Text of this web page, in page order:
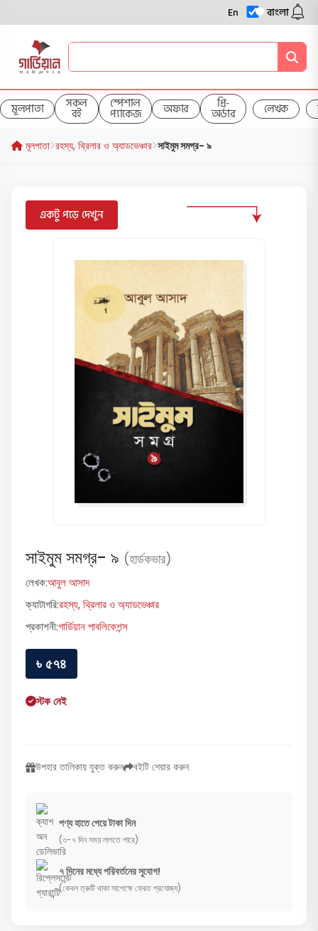
En বাংলা
মূলপাতা সকল
বই
স্পেশাল
প্যাকেজ অফার প্রি-
অর্ডার লেখক
মূলপাতা রহস্য, থ্রিলার ও অ্যাডভেঞ্চার সাইমুম সমগ্র- ৯
একটু পড়ে দেখুন
সাইমুম সমগ্র- ৯ (হার্ডকভার)
লেখক:আবুল আসাদ
ক্যাটাগরি:রহস্য, থ্রিলার ও অ্যাডভেঞ্চার
প্রকাশনী:গার্ডিয়ান পাবলিকেশন্স
৳ ৫৭৪
স্টক নেই
উপহার তালিকায় যুক্ত করুন বইটি শেয়ার করুন
পণ্য হাতে পেয়ে টাকা দিন
(৩-৭ দিন সময় লাগতে পারে)
৭ দিনের মধ্যে পরিবর্তনের সুযোগ!
(কেবল ত্রুটি থাকা সাপেক্ষে ফেরত প্রযোজ্য)